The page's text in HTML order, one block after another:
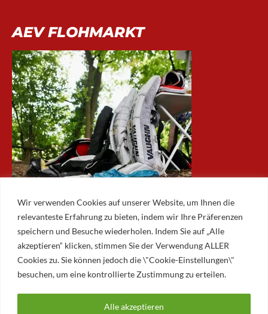
Wir verwenden Cookies auf unserer Website, um Ihnen die
relevanteste Erfahrung zu bieten, indem wir Ihre Präferenzen
speichern und Besuche wiederholen. Indem Sie auf „Alle
akzeptieren“ klicken, stimmen Sie der Verwendung ALLER
Cookies zu. Sie können jedoch die \"Cookie-Einstellungen\"
besuchen, um eine kontrollierte Zustimmung zu erteilen.
Alle akzeptieren
AEV FLOHMARKT
ARCHIV
Archiv